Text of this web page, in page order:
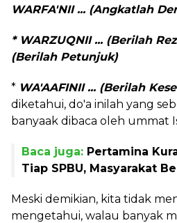
WARFA'NII ... (Angkatlah
* WARZUQNII ... (Berilah
(Berilah Petunjuk)
* WA'AAFINII ... (Berilah
diketahui, do'a inilah yang
banyaak dibaca oleh ummat
Baca juga: Pertamina
Tiap SPBU, Masyarakat
Meski demikian, kita tidak
mengetahui, walau banyak